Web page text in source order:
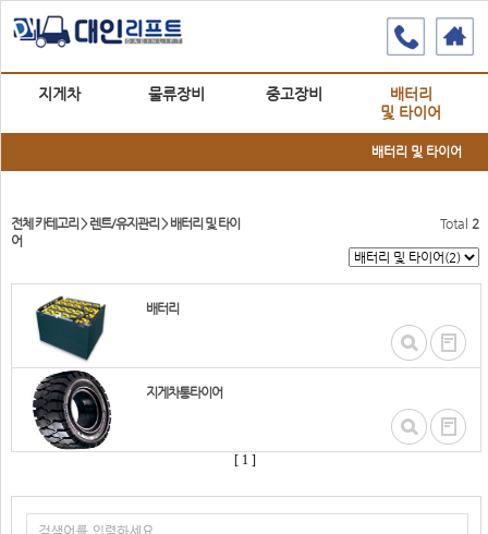
지게차 물류장비 중고장비
배터리
및 타이어
배터리 및 타이어
전체 카테고리 >렌트/유지관리 >배터리 및 타이
어
Total 2
배터리
지게차통타이어
[ 1 ]